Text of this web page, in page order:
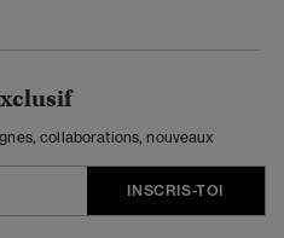
collaborations, nouveaux
INSCRIS-TOI